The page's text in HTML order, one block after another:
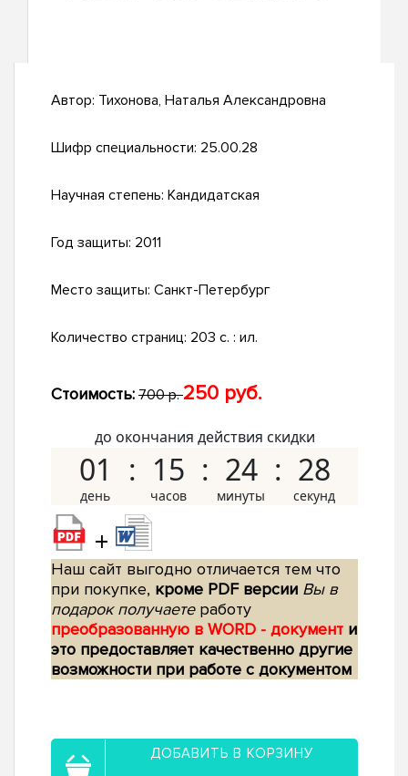
Автор: Тихонова, Наталья Александровна
Шифр специальности: 25.00.28
Научная степень: Кандидатская
Год защиты: 2011
Место защиты: Санкт-Петербург
Количество страниц: 203 с. : ил.
Стоимость: 700 р.250 руб.
до окончания действия скидки
01 15 24 27
+
Наш сайт выгодно отличается тем что
при покупке, кроме PDF версии Вы в
подарок получаетеработу
преобразованную в WORD - документ и
это предоставляет качественно другие
возможности при работе с документом
ДОБАВИТЬ В КОРЗИНУ